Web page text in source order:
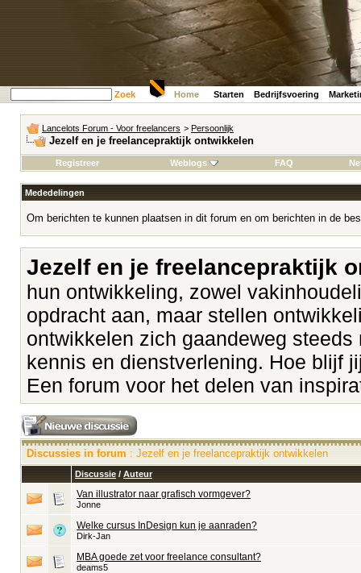
Zoek Home Starten Bedrijfsvoering
Lancelots Forum - Voor freelancers > Persoonlijk
Jezelf en je freelancepraktijk ontwikkelen
Registreer Weblogs FAQ
Mededelingen
Om berichten te kunnen plaatsen in dit forum en om berichten in de
Jezelf en je freelancepraktijk
hun ontwikkeling, zowel
opdracht aan, maar stellen
ontwikkelen zich gaandeweg
kennis en dienstverlening. Hoe blijf
Een forum voor het delen van
Discussies in forum : Jezelf en je freelancepraktijk ontwikkelen
Discussie / Auteur
Van illustrator naar grafisch vormgever?
Jonne
Welke cursus InDesign kun je aanraden?
Dirk-Jan
MBA goede zet voor freelance consultant?
deams5